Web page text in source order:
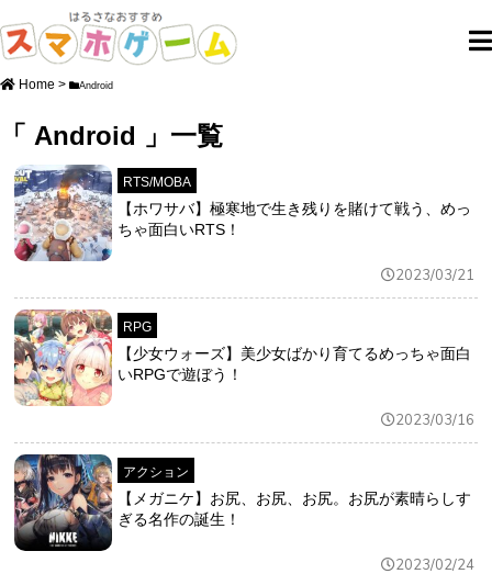
Home > Android
「 Android 」一覧
RTS/MOBA
【ホワサバ】極寒地で生き残りを賭けて戦う、めっ
ちゃ面白いRTS！
2023/03/21
RPG
【少女ウォーズ】美少女ばかり育てるめっちゃ面白
いRPGで遊ぼう！
2023/03/16
アクション
【メガニケ】お尻、お尻、お尻。お尻が素晴らしす
ぎる名作の誕生！
2023/02/24